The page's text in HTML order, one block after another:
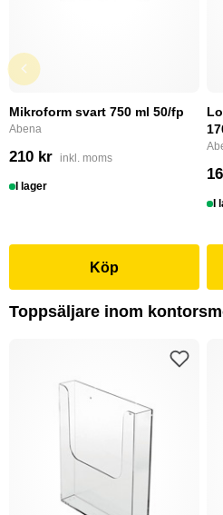
Mikroform svart 750 ml 50/fp
Abena
210 kr inkl. moms
I lager
Köp
Toppsäljare inom